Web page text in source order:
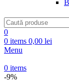
0
0 items 0,00 lei
Menu
0 items
-9%